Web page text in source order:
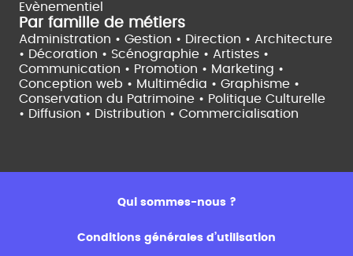
Evènementiel
Par famille de métiers
Administration • Gestion • Direction • Architecture
• Décoration • Scénographie • Artistes •
Communication • Promotion • Marketing •
Conception web • Multimédia • Graphisme •
Conservation du Patrimoine • Politique Culturelle
• Diffusion • Distribution • Commercialisation
Qui sommes-nous ?
Conditions générales d’utilisation